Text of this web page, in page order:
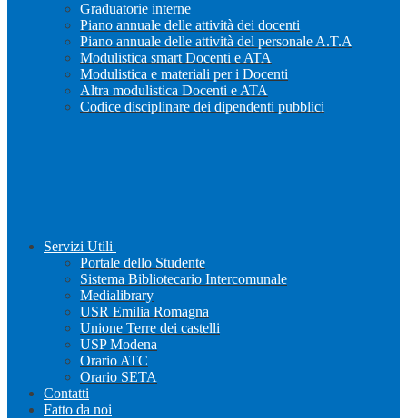
Graduatorie interne
Piano annuale delle attività dei docenti
Piano annuale delle attività del personale A.T.A
Modulistica smart Docenti e ATA
Modulistica e materiali per i Docenti
Altra modulistica Docenti e ATA
Codice disciplinare dei dipendenti pubblici
Servizi Utili
Portale dello Studente
Sistema Bibliotecario Intercomunale
Medialibrary
USR Emilia Romagna
Unione Terre dei castelli
USP Modena
Orario ATC
Orario SETA
Contatti
Fatto da noi